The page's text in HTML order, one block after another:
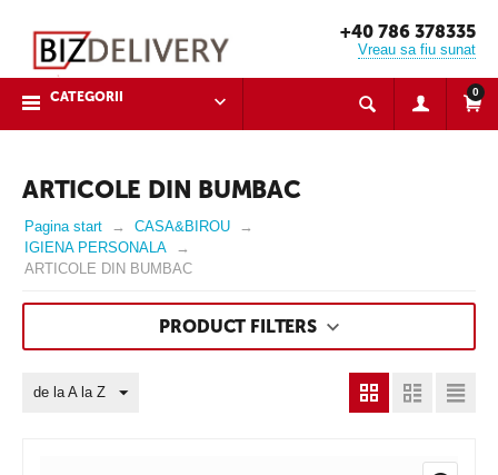
+40 786 378335
Vreau sa fiu sunat
CATEGORII 0
ARTICOLE DIN BUMBAC
Pagina start
CASA&BIROU
IGIENA PERSONALA
ARTICOLE DIN BUMBAC
PRODUCT FILTERS
de la A la Z